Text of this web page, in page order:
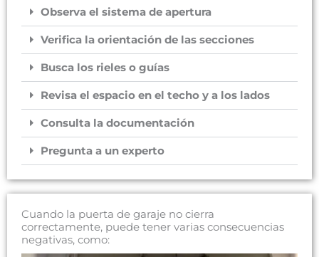
Observa el sistema de apertura
Verifica la orientación de las secciones
Busca los rieles o guías
Revisa el espacio en el techo y a los lados
Consulta la documentación
Pregunta a un experto
Cuando la puerta de garaje no cierra
correctamente, puede tener varias consecuencias
negativas, como: